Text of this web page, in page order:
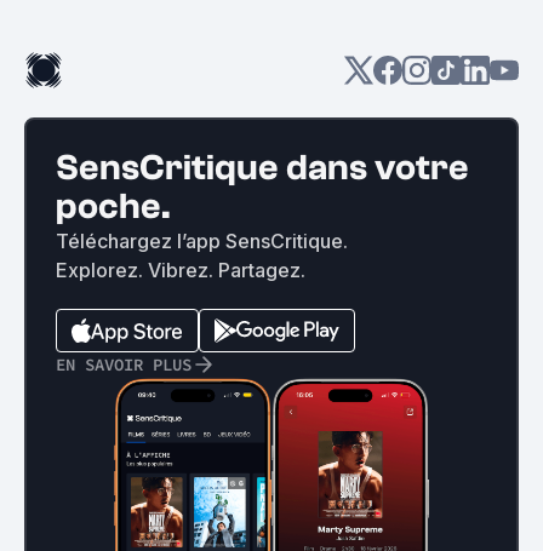
SensCritique dans votre
poche.
Téléchargez l’app SensCritique.
Explorez. Vibrez. Partagez.
EN SAVOIR PLUS